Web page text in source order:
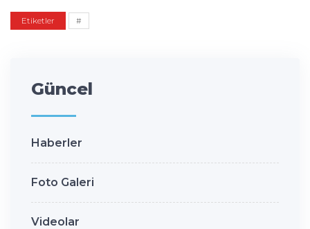
Etiketler #
Güncel
Haberler
Foto Galeri
Videolar